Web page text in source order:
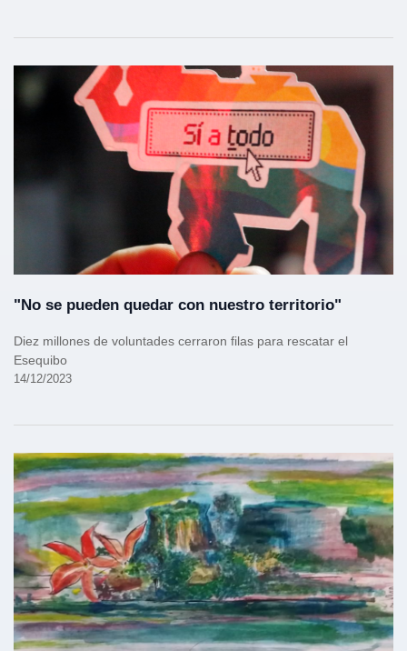
"No se pueden quedar con nuestro territorio"
Diez millones de voluntades cerraron filas para rescatar el
Esequibo
14/12/2023